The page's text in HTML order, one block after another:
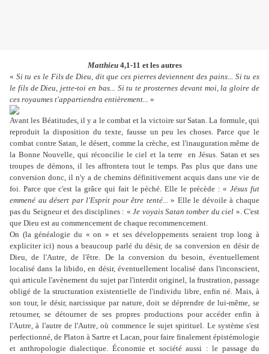
Matthieu4,1-11 et les autres
« Si tu es le Fils de Dieu, dit que ces pierres deviennent des pains... Si tu es
le fils de Dieu, jette-toi en bas... Si tu te prosternes devant moi, la gloire de
ces royaumes t'appartiendra entièrement... »
Avant les Béatitudes, il y a le combat et la victoire sur Satan. La formule, qui
reproduit la disposition du texte, fausse un peu les choses. Parce que le
combat contre Satan, le désert, comme la crèche, est l'inauguration même de
la Bonne Nouvelle, qui réconcilie le ciel et la terre en Jésus. Satan et ses
troupes de démons, il les affrontera tout le temps. Pas plus que dans une
conversion donc, il n'y a de chemins définitivement acquis dans une vie de
foi. Parce que c'est la grâce qui fait le péché. Elle le précède : «Jésus fut
emmené au désert par l'Esprit pour être tenté...» Elle le dévoile à chaque
pas du Seigneur et des disciplines : «Je voyais Satan tomber du ciel ». C'est
que Dieu est au commencement de chaque recommencement.
On (la généalogie du « on » et ses développements seraient trop long à
expliciter ici) nous a beaucoup parlé du désir, de sa conversion en désir de
Dieu, de l'Autre, de l'être. De la conversion du besoin, éventuellement
localisé dans la libido, en désir, éventuellement localisé dans l'inconscient,
qui articule l'avènement du sujet par l'interdit originel, la frustration, passage
obligé de la structuration existentielle de l'individu libre, enfin né. Mais, à
son tour, le désir, narcissique par nature, doit se déprendre de lui-même, se
retourner, se détourner de ses propres productions pour accéder enfin à
l'Autre, à l'autre de l'Autre, où commence le sujet spirituel. Le système s'est
perfectionné, de Platon à Sartre et Lacan, pour faire finalement épistémologie
et anthropologie dialectique. Économie et société aussi : le passage du